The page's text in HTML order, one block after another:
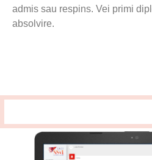
admis sau respins. Vei primi
absolvire.